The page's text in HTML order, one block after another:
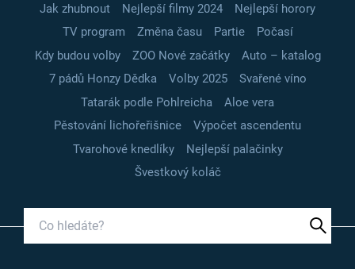
Jak zhubnout Nejlepší filmy 2024
Nejlepší horory
TV program
Změna času Partie
Počasí
Kdy budou volby
ZOO Nové začátky
Auto – katalog
7 pádů Honzy Dědka
Volby 2025
Svařené víno
Tatarák podle Pohlreicha
Aloe vera
Pěstování lichořeřišnice
Výpočet ascendentu
Tvarohové knedlíky
Nejlepší palačinky
Švestkový koláč